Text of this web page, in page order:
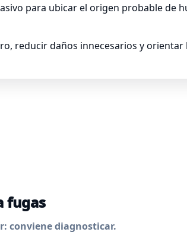
para ubicar el origen probable de
reducir daños innecesarios y
fugas
conviene diagnosticar.